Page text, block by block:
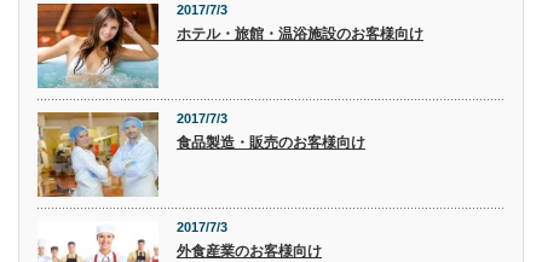
2017/7/3
ホテル・旅館・温浴施設のお客様向け
2017/7/3
食品製造・販売のお客様向け
2017/7/3
外食産業のお客様向け